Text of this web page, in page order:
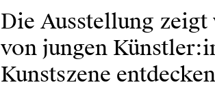
Die Ausstellung zeigt
von jungen
Kunstszene